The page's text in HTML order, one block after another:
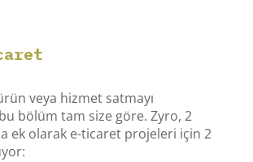
veya hizmet satmayı
bölüm tam size göre. Zyro, 2
ek olarak e-ticaret projeleri için 2